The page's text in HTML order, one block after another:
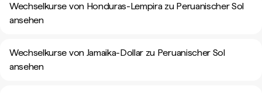
Wechselkurse von Honduras-Lempira zu Peruanischer Sol
ansehen
Wechselkurse von Jamaika-Dollar zu Peruanischer Sol
ansehen